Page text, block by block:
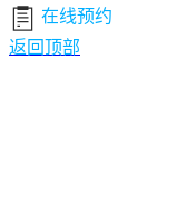
在线预约
返回顶部